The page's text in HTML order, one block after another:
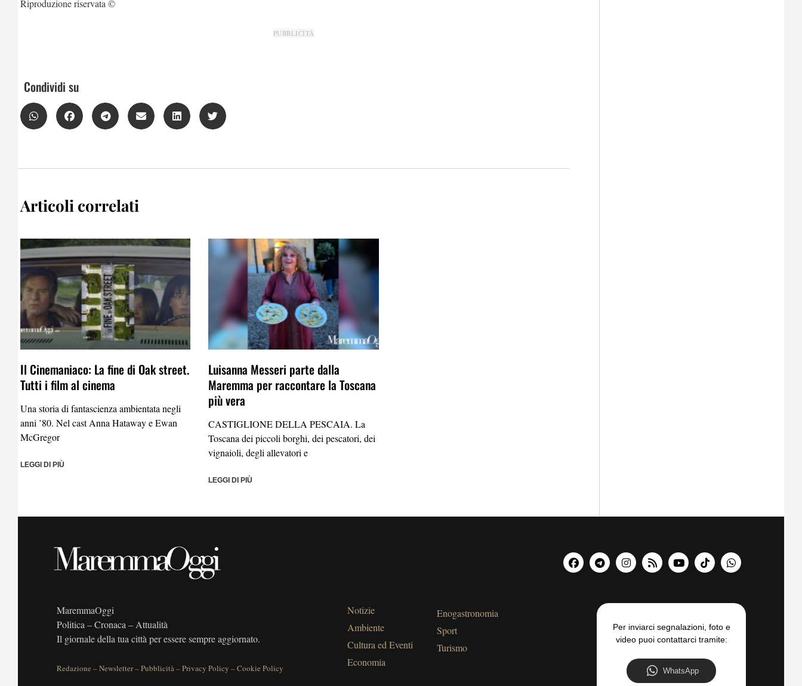
Riproduzione riservata ©
PUBBLICITÀ
Condividi su
Articoli correlati
Il Cinemaniaco: La fine di Oak street.
Tutti i film al cinema
Una storia di fantascienza ambientata negli
anni ’80. Nel cast Anna Hataway e Ewan
McGregor
LEGGI DI PIÙ
Luisanna Messeri parte dalla
Maremma per raccontare la Toscana
più vera
CASTIGLIONE DELLA PESCAIA. La
Toscana dei piccoli borghi, dei pescatori, dei
vignaioli, degli allevatori e
LEGGI DI PIÙ
MaremmaOggi
Politica – Cronaca – Attualità
Il giornale della tua città per essere sempre aggiornato.
Redazione –Newsletter–Pubblicità–Privacy Policy –Cookie Policy
Notizie
Ambiente
Cultura ed Eventi
Economia
Enogastronomia
Sport
Turismo
Per inviarci segnalazioni, foto e
video puoi contattarci tramite:
WhatsApp